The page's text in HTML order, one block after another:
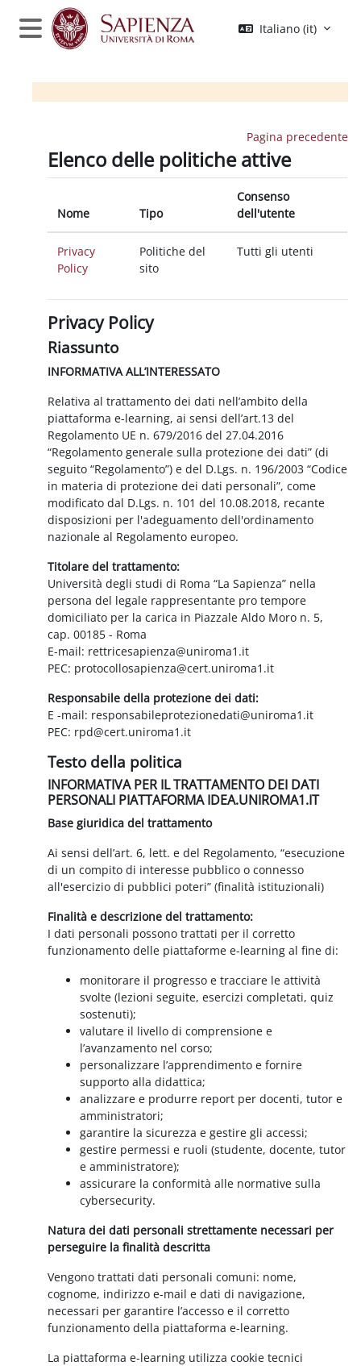
Vai al contenuto principale
Pannello laterale
Italiano ‎(it)‎
Pagina precedente
Elenco delle politiche attive
Nome Tipo
Consenso
dell'utente
Privacy
Policy
Politiche del
sito
Tutti gli utenti
Privacy Policy
Riassunto
INFORMATIVA ALL’INTERESSATO
Relativa al trattamento dei dati nell’ambito della
piattaforma e-learning, ai sensi dell’art.13 del
Regolamento UE n. 679/2016 del 27.04.2016
“Regolamento generale sulla protezione dei dati” (di
seguito “Regolamento”) e del D.Lgs. n. 196/2003 “Codice
in materia di protezione dei dati personali”, come
modificato dal D.Lgs. n. 101 del 10.08.2018, recante
disposizioni per l'adeguamento dell'ordinamento
nazionale al Regolamento europeo.
Titolare del trattamento:
Università degli studi di Roma “La Sapienza” nella
persona del legale rappresentante pro tempore
domiciliato per la carica in Piazzale Aldo Moro n. 5,
cap. 00185 - Roma
E-mail: rettricesapienza@uniroma1.it
PEC: protocollosapienza@cert.uniroma1.it
Responsabile della protezione dei dati:
E -mail: responsabileprotezionedati@uniroma1.it
PEC: rpd@cert.uniroma1.it
Testo della politica
INFORMATIVA PER IL TRATTAMENTO DEI DATI
PERSONALI PIATTAFORMA IDEA.UNIROMA1.IT
Base giuridica del trattamento
Ai sensi dell’art. 6, lett. e del Regolamento, “esecuzione
di un compito di interesse pubblico o connesso
all'esercizio di pubblici poteri” (finalità istituzionali)
Finalità e descrizione del trattamento:
I dati personali possono trattati per il corretto
funzionamento delle piattaforme e-learning al fine di:
monitorare il progresso e tracciare le attività
svolte (lezioni seguite, esercizi completati, quiz
sostenuti);
valutare il livello di comprensione e
l’avanzamento nel corso;
personalizzare l’apprendimento e fornire
supporto alla didattica;
analizzare e produrre report per docenti, tutor e
amministratori;
garantire la sicurezza e gestire gli accessi;
gestire permessi e ruoli (studente, docente, tutor
e amministratore);
assicurare la conformità alle normative sulla
cybersecurity.
Natura dei dati personali strettamente necessari per
perseguire la finalità descritta
Vengono trattati dati personali comuni: nome,
cognome, indirizzo e-mail e dati di navigazione,
necessari per garantire l’accesso e il corretto
funzionamento della piattaforma e-learning.
La piattaforma e-learning utilizza cookie tecnici